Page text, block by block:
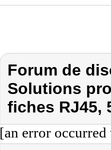
Forum de
Solutions
fiches RJ45,
[an error